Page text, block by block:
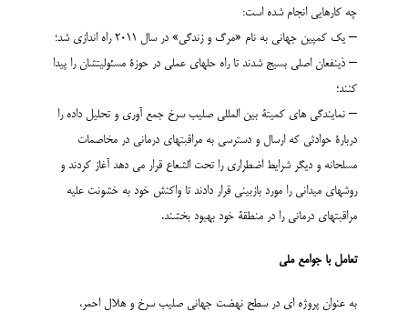
چه کارهایی انجام شده است:
– یک کمپین جهانی به نام «مرگ و زندگی» در سال 2011 راه اندازی شد؛
– ذینفعان اصلی بسیج شدند تا راه حلهای عملی در حوزۀ مسئولیتشان را پیدا
کنند؛
– نمایندگی های کمیتۀ بین المللی صلیب سرخ جمع آوری و تحلیل داده را
دربارۀ حوادثی که ارسال و دسترسی به مراقبتهای درمانی در مخاصمات
مسلحانه و دیگر شرایط اضطراری را تحت الشعاع قرار می دهد آغاز کردند و
روشهای میدانی را مورد بازبینی قرار دادند تا واکنش خود به خشونت علیه
مراقبتهای درمانی را در منطقۀ خود بهبود بخشند.
تعامل با جوامع ملی
به عنوان پروژه ای در سطح نهضت جهانی صلیب سرخ و هلال احمر،